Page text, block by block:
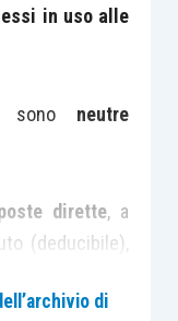
in uso alle
sono neutre
dirette, a
(deducibile),
dei beni;
di